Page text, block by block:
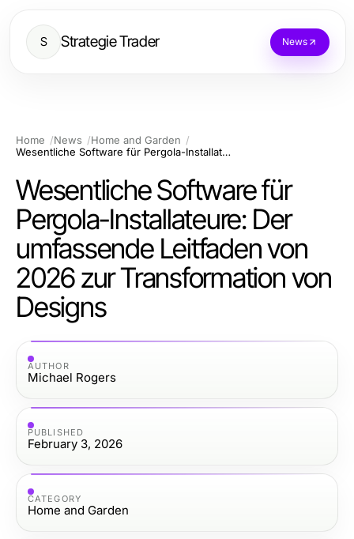
S Strategie Trader News
Home News
Home and Garden
Wesentliche Software für Pergola-Installateure: Der umfassende Leitfaden von 2026 zur Transformation von Designs
Wesentliche Software für
Pergola-Installateure: Der
umfassende Leitfaden von
2026 zur Transformation von
Designs
AUTHOR
Michael Rogers
PUBLISHED
February 3, 2026
CATEGORY
Home and Garden